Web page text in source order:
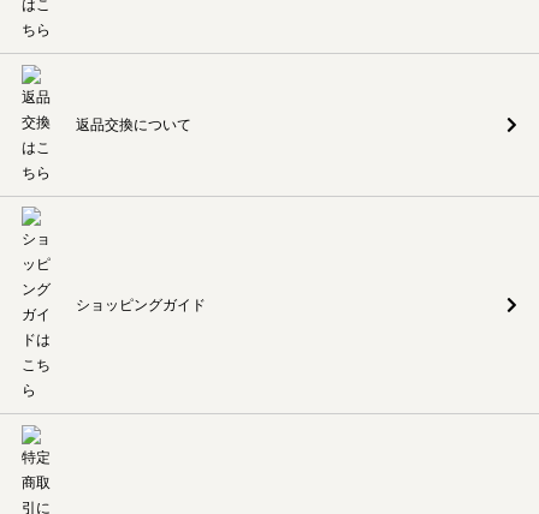
返品交換について
ショッピングガイド